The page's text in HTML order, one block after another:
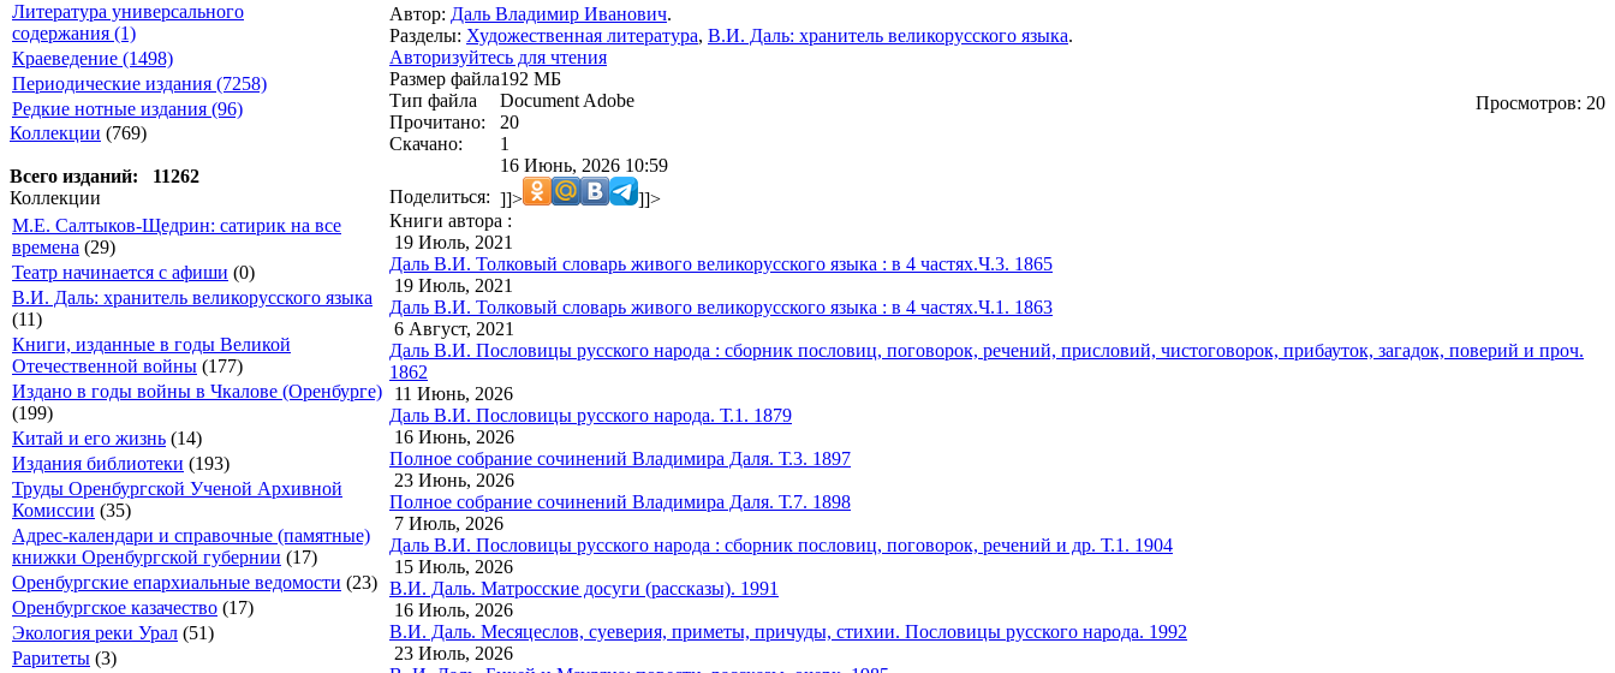
Литература универсального
содержания (1)
Краеведение (1498)
Периодические издания (7258)
Редкие нотные издания (96)
Коллекции (769)
Всего изданий: 11262
Коллекции
М.Е. Салтыков-Щедрин: сатирик на все
времена (29)
Театр начинается с афиши (0)
В.И. Даль: хранитель великорусского языка
(11)
Книги, изданные в годы Великой
Отечественной войны (177)
Издано в годы войны в Чкалове (Оренбурге)
(199)
Китай и его жизнь (14)
Издания библиотеки (193)
Труды Оренбургской Ученой Архивной
Комиссии (35)
Адрес-календари и справочные (памятные)
книжки Оренбургской губернии (17)
Оренбургские епархиальные ведомости (23)
Оренбургское казачество (17)
Экология реки Урал (51)
Раритеты (3)
Автор: Даль Владимир Иванович.
Разделы: Художественная литература, В.И. Даль: хранитель великорусского языка.
Авторизуйтесь для чтения
Просмотров: 20
Размер файла192 МБ
Тип файла
Document Adobe
Прочитано:
20
Скачано:
1
16 Июнь, 2026 10:59
Поделиться: ]]>
]]>
Книги автора :
19 Июль, 2021
Даль В.И. Толковый словарь живого великорусского языка : в 4 частях.Ч.3. 1865
19 Июль, 2021
Даль В.И. Толковый словарь живого великорусского языка : в 4 частях.Ч.1. 1863
6 Август, 2021
Даль В.И. Пословицы русского народа : сборник пословиц, поговорок, речений, присловий, чистоговорок, прибауток, загадок, поверий и проч.
1862
11 Июнь, 2026
Даль В.И. Пословицы русского народа. Т.1. 1879
16 Июнь, 2026
Полное собрание сочинений Владимира Даля. Т.3. 1897
23 Июнь, 2026
Полное собрание сочинений Владимира Даля. Т.7. 1898
7 Июль, 2026
Даль В.И. Пословицы русского народа : сборник пословиц, поговорок, речений и др. Т.1. 1904
15 Июль, 2026
В.И. Даль. Матросские досуги (рассказы). 1991
16 Июль, 2026
В.И. Даль. Месяцеслов, суеверия, приметы, причуды, стихии. Пословицы русского народа. 1992
23 Июль, 2026